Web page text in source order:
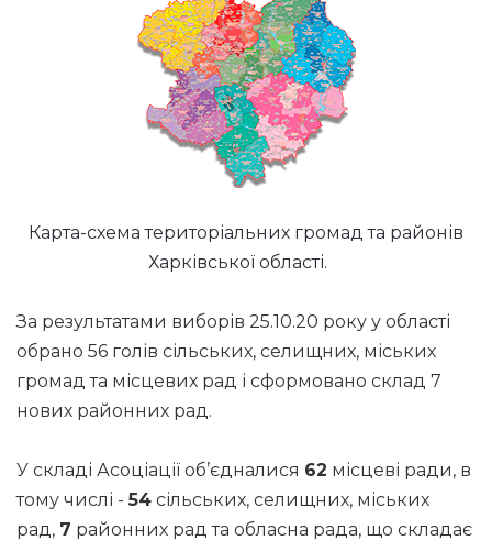
Карта-схема територіальних громад та районів
Харківської області.
За результатами виборів 25.10.20 року у області
обрано 56 голів сільських, селищних, міських
громад та місцевих рад і сформовано склад 7
нових районних рад.
У складі Асоціації об’єдналися 62 місцеві ради, в
тому числі -54 сільських, селищних, міських
рад, 7 районних рад та обласна рада, що складає